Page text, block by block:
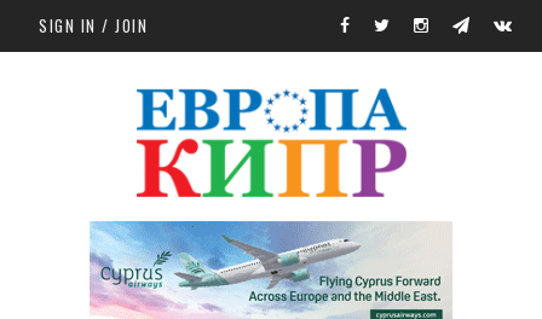
Skip to main content
SIGN IN / JOIN